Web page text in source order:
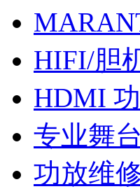
HIFI/胆
HDMI
专业舞
功放维